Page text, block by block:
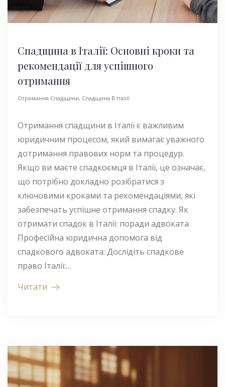
Спадщина в Італії: Основні кроки та
рекомендації для успішного
отримання
Отримання Спадщини, Спадщина В Італії
Отримання спадщини в Італії є важливим
юридичним процесом, який вимагає уважного
дотримання правових норм та процедур.
Якщо ви маєте спадкоємця в Італії, це означає,
що потрібно докладно розібратися з
ключовими кроками та рекомендаціями, які
забезпечать успішне отримання спадку. Як
отримати спадок в Італії: поради адвоката
Професійна юридична допомога від
спадкового адвоката: Дослідіть спадкове
право Італії:…
Читати